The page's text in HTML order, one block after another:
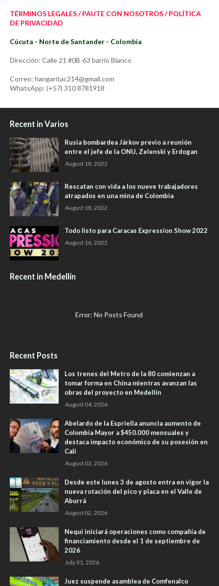
TÉRMINOS LEGALES / PAUTE CON NOSOTROS / POLÍTICA
DE PRIVACIDAD
Cúcuta - Norte de Santander - Colombia
Dirección: Calle 21 #0B-63 barrio Blanco
Correo: hangaritac214@gmail.com
WhatsApp: (+57) 310 8781918
Recent in Varios
Rusia bombardea Járkov previo a reunión
entre el jefe de la ONU, Zelenski y Erdogan
August 18, 2022
Rescatan con vida a los nueve trabajadores
atrapados en una mina de Colombia
August 18, 2022
Todo listo para Caracas Expression Show 2022
August 16, 2022
Recent in Medellín
Error: No Posts Found
Recent Posts
Los trenes del Metro de la 80 comienzan a
tomar forma en China mientras avanzan las
obras del proyecto en Medellín
August 04, 2026
Abelardo de la Espriella anuncia aumento de
Colombia Mayor a $450.000 mensuales y
destaca impacto económico de su posesión en
Cali
August 03, 2026
Desde este lunes 3 de agosto entra en vigor la
nueva rotación del pico y placa en el Valle de
Aburrá
August 02, 2026
Nequi iniciará operaciones como compañía de
financiamiento desde el 1 de septiembre de
2026
July 31, 2026
Juez suspende asamblea de Comfenalco